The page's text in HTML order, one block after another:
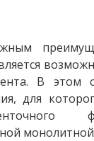
В этом
для